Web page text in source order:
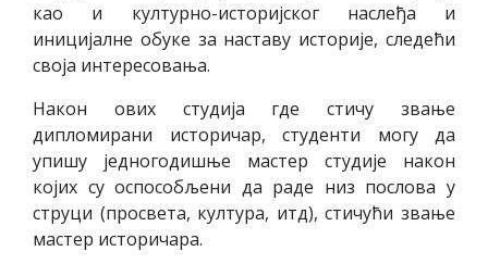
као и културно-историјског наслеђа и
иницијалне обуке за наставу историје, следећи
своја интересовања.
Након ових студија где стичу звање
дипломирани историчар, студенти могу да
упишу једногодишње мастер студије након
којих су оспособљени да раде низ послова у
струци (просвета, култура, итд), стичући звање
мастер историчара.